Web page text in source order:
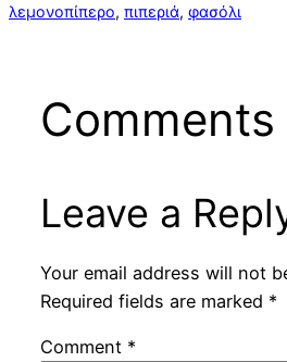
λεμονοπίπερο, πιπεριά, φασόλι
Comments
Leave a
Your email address will not
Required fields are marked *
Comment *